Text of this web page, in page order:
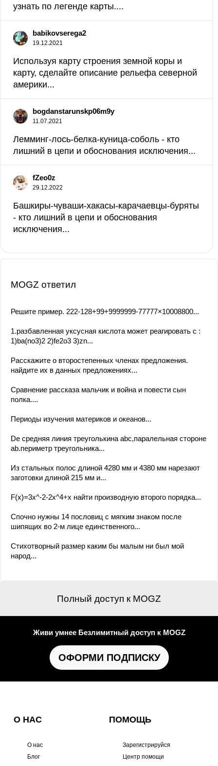
узнать по легенде карты....
babikovserega2
19.12.2021
Используя карту строения земной коры и
карту, сделайте описание рельефа северной
америки...
bogdanstarunskp06m9y
11.07.2021
Лемминг-лось-белка-куница-соболь - кто
лишний в цепи и обоснования исключения...
fZeo0z
29.12.2022
Башкиры-чуваши-хакасы-карачаевцы-буряты
- кто лишний в цепи и обоснования
исключения...
MOGZ ответил
Решите пример. 222-128+99+9999999-77777×10008800...
1.разбавленная уксусная кислота может реагировать с :
1)ba(no3)2 2)fe2o3 3)zn...
Расскажите о второстепенных членах предложения.
найдите их в данных предложениях...
Сравнение рассказа мальчик и война и повести сын
полка....
Периоды изучения материков и океанов...
De средняя линия треуголькина abc,паралельная стороне
ab.периметр треугольника...
Из стальных полос длиной 4280 мм и 4380 мм нарезают
заготовки длиной 215 мм и...
F(x)=3x^-2-2x^4+x найти производную второго порядка...
Спочно нужны 14 пословиц с мягким знаком после
шипящих во 2-м лице единственного...
Стихотворный размер каким бы малым ни был мой
народ...
Полный доступ к MOGZ
Живи умнее Безлимитный доступ к MOGZ
ОФОРМИ ПОДПИСКУ
О НАС
О нас
Блог
ПОМОЩЬ
Зарегистрируйся
Центр помощи